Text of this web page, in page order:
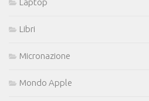
Laptop
Libri
Micronazione
Mondo Apple